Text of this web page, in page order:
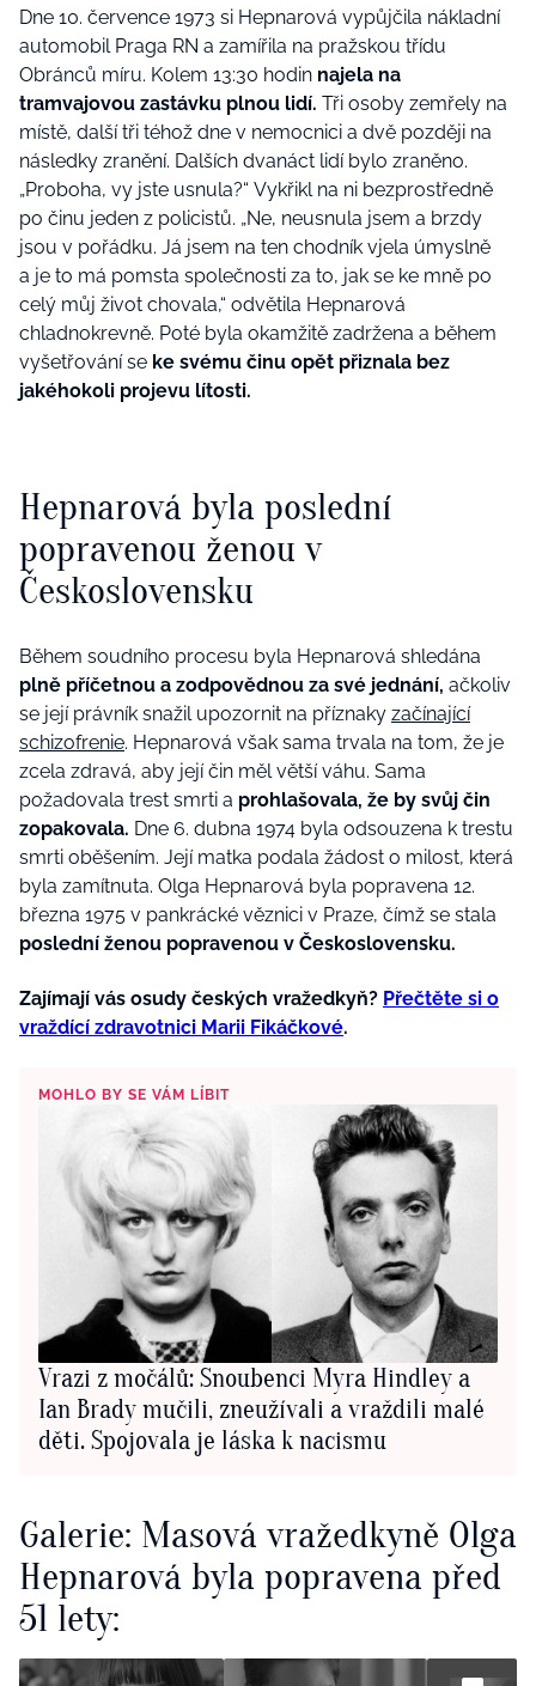
Dne 10. července 1973 si Hepnarová vypůjčila nákladní
automobil Praga RN a zamířila na pražskou třídu
Obránců míru. Kolem 13:30 hodin najela na
tramvajovou zastávku plnou lidí. Tři osoby zemřely na
místě, další tři téhož dne v nemocnici a dvě později na
následky zranění. Dalších dvanáct lidí bylo zraněno.
„Proboha, vy jste usnula?“ Vykřikl na ni bezprostředně
po činu jeden z policistů. „Ne, neusnula jsem a brzdy
jsou v pořádku. Já jsem na ten chodník vjela úmyslně
a je to má pomsta společnosti za to, jak se ke mně po
celý můj život chovala,“ odvětila Hepnarová
chladnokrevně. Poté byla okamžitě zadržena a během
vyšetřování se ke svému činu opět přiznala bez
jakéhokoli projevu lítosti.
Hepnarová byla poslední
popravenou ženou v
Československu
Během soudního procesu byla Hepnarová shledána
plně příčetnou a zodpovědnou za své jednání, ačkoliv
se její právník snažil upozornit na příznaky začínající
schizofrenie. Hepnarová však sama trvala na tom, že je
zcela zdravá, aby její čin měl větší váhu. Sama
požadovala trest smrti a prohlašovala, že by svůj čin
zopakovala. Dne 6. dubna 1974 byla odsouzena k trestu
smrti oběšením. Její matka podala žádost o milost, která
byla zamítnuta. Olga Hepnarová byla popravena 12.
března 1975 v pankrácké věznici v Praze, čímž se stala
poslední ženou popravenou v Československu.
Zajímají vás osudy českých vražedkyň? Přečtěte si o
vraždící zdravotnici Marii Fikáčkové.
MOHLO BY SE VÁM LÍBIT
Vrazi z močálů: Snoubenci Myra Hindley a
Ian Brady mučili, zneužívali a vraždili malé
děti. Spojovala je láska k nacismu
Galerie: Masová vražedkyně Olga
Hepnarová byla popravena před
51 lety: